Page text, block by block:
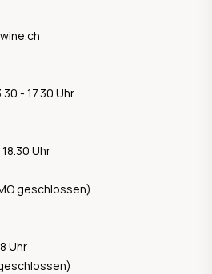
- 17.30 Uhr
18.30 Uhr
geschlossen)
Uhr